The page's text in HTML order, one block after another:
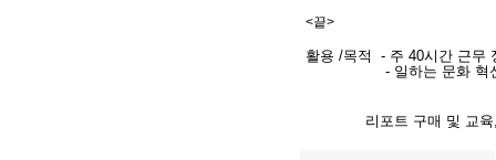
<끝>
활용 /목적 - 주 40시간 근무
- 일하는 문화 혁신을
리포트 구매 및 교